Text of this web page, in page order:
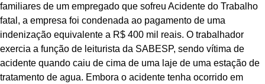
familiares de um empregado que sofreu Acidente do Trabalho
fatal, a empresa foi condenada ao pagamento de uma
indenização equivalente a R$ 400 mil reais. O trabalhador
exercia a função de leiturista da SABESP, sendo vítima de
acidente quando caiu de cima de uma laje de uma estação de
tratamento de agua. Embora o acidente tenha ocorrido em